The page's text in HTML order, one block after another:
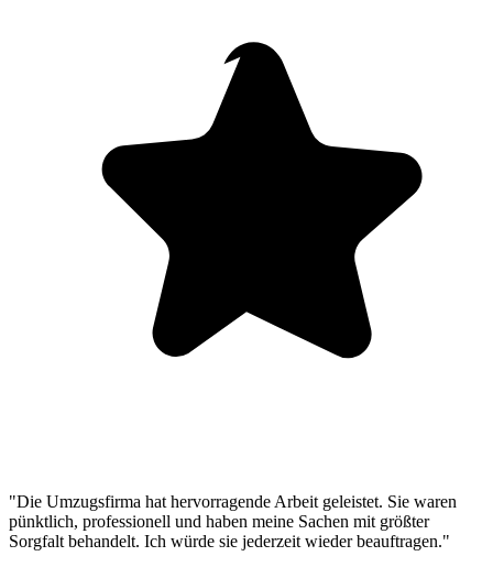
"Die Umzugsfirma hat hervorragende Arbeit geleistet. Sie waren
pünktlich, professionell und haben meine Sachen mit größter
Sorgfalt behandelt. Ich würde sie jederzeit wieder beauftragen."